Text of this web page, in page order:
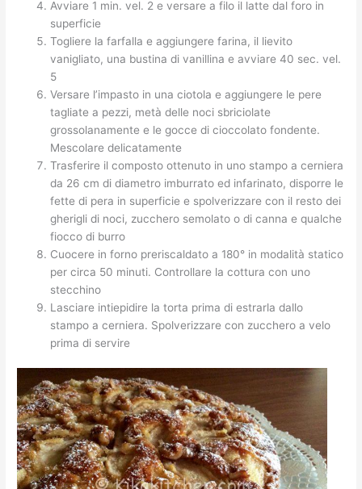
Avviare 1 min. vel. 2 e versare a filo il latte dal foro in
superficie
Togliere la farfalla e aggiungere farina, il lievito
vanigliato, una bustina di vanillina e avviare 40 sec. vel.
5
Versare l’impasto in una ciotola e aggiungere le pere
tagliate a pezzi, metà delle noci sbriciolate
grossolanamente e le gocce di cioccolato fondente.
Mescolare delicatamente
Trasferire il composto ottenuto in uno stampo a cerniera
da 26 cm di diametro imburrato ed infarinato, disporre le
fette di pera in superficie e spolverizzare con il resto dei
gherigli di noci, zucchero semolato o di canna e qualche
fiocco di burro
Cuocere in forno preriscaldato a 180° in modalità statico
per circa 50 minuti. Controllare la cottura con uno
stecchino
Lasciare intiepidire la torta prima di estrarla dallo
stampo a cerniera. Spolverizzare con zucchero a velo
prima di servire